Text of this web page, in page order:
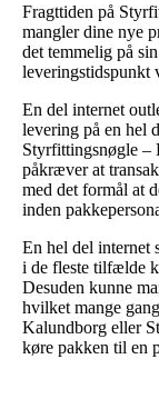
Fragttiden på
mangler dine nye
det temmelig på
leveringstidspunkt
En del internet
levering på en hel
Styrfittingsnøgle –
påkræver at
med det formål at
inden
En hel del internet
i de fleste tilfælde
Desuden kunne
hvilket mange
Kalundborg eller
køre pakken til en